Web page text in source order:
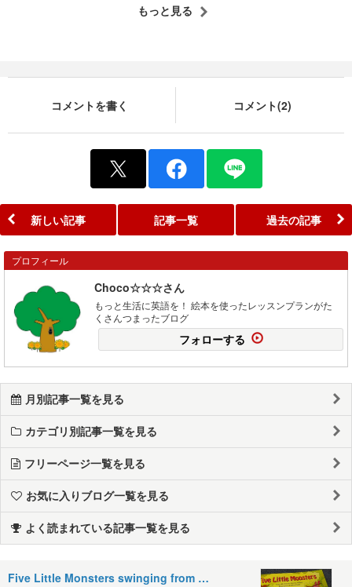
もっと見る
コメントを書く コメント(2)
新しい記事 記事一覧 過去の記事
プロフィール
Choco☆☆☆さん
もっと生活に英語を！ 絵本を使ったレッスンプランがた
くさんつまったブログ
フォローする
月別記事一覧を見る
カテゴリ別記事一覧を見る
フリーページ一覧を見る
お気に入りブログ一覧を見る
よく読まれている記事一覧を見る
Five Little Monsters swinging from …